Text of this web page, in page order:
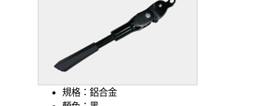
規格：鋁合金